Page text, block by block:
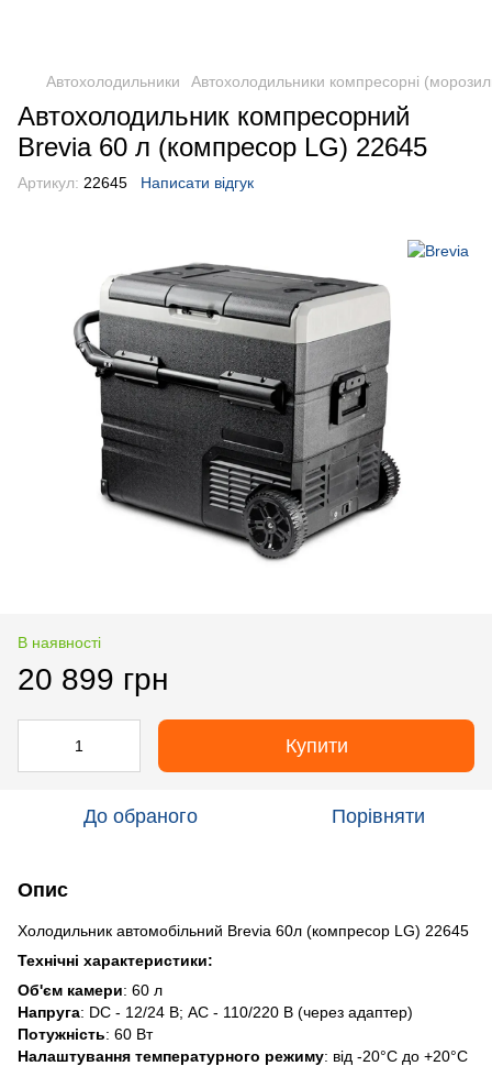
Автохолодильники Автохолодильники компресорні
Автохолодильник компресорний
Brevia 60 л (компресор LG) 22645
Артикул: 22645 Написати відгук
В наявності
20 899 грн
Купити
До обраного Порівняти
Опис
Холодильник автомобільний Brevia 60л (компресор LG) 22645
Технічні характеристики:
Об'єм камери: 60 л
Напруга: DC - 12/24 В; AC - 110/220 В (через адаптер)
Потужність: 60 Вт
Налаштування температурного режиму: від -20°C до +20°C